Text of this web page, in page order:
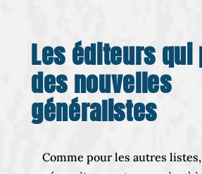
Les éditeurs
des nouvelles
généralistes
Comme pour les autres